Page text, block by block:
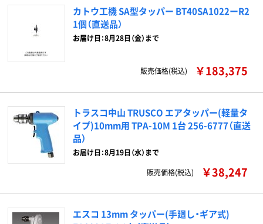
カトウ工機 SA型タッパー BT40SA1022ーR2
1個（直送品）
お届け日：8月28日（金）まで
販売価格(税込) ￥183,375
トラスコ中山 TRUSCO エアタッパー(軽量タ
イプ)10mm用 TPA-10M 1台 256-6777（直送
品）
お届け日：8月19日（水）まで
販売価格(税込)
￥38,247
エスコ 13mm タッパー(手廻し・ギア式)